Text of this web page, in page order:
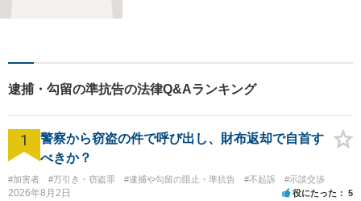
逮捕・勾留の準抗告の法律Q&Aランキング
1
警察から窃盗の件で呼び出し、財布返却で自首す
べきか？
#加害者 #万引き・窃盗罪 #逮捕や勾留の阻止・準抗告 #不起訴 #示談交渉
2026年8月2日 役にたった 5